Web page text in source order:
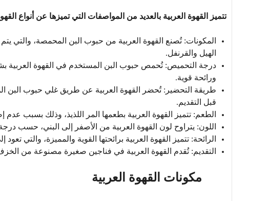
تتميز القهوة العربية بالعديد من المواصفات التي تميزها عن أنواع
المكونات: تُصنع القهوة العربية من حبوب البن المحمصة، والتي
الهيل والقرنفل.
درجة التحميص: تُحمص حبوب البن المستخدم في القهوة
ورائحة قوية.
طريقة التحضير: تُحضر القهوة العربية عن طريق غلي حبوب البن
قبل التقديم.
الطعم: تتميز القهوة العربية بطعمها المر اللذيذ، وذلك بسبب عدم
اللون: يتراوح لون القهوة العربية من الأصفر إلى البني، حسب
الرائحة: تتميز القهوة العربية برائحتها القوية والمميزة، والتي
التقديم: تُقدم القهوة العربية في فناجين صغيرة مصنوعة من
مكونات القهوة العربية